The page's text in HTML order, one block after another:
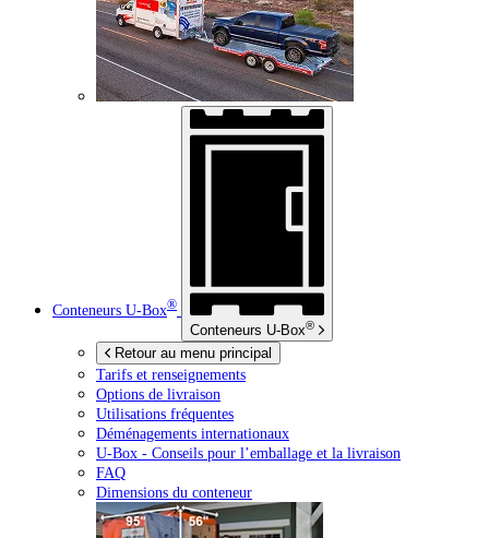
Conteneurs U-Box®
Conteneurs U-Box®
Retour au menu principal
Tarifs et renseignements
Options de livraison
Utilisations fréquentes
Déménagements internationaux
U-Box - Conseils pour l’emballage et la livraison
FAQ
Dimensions du conteneur